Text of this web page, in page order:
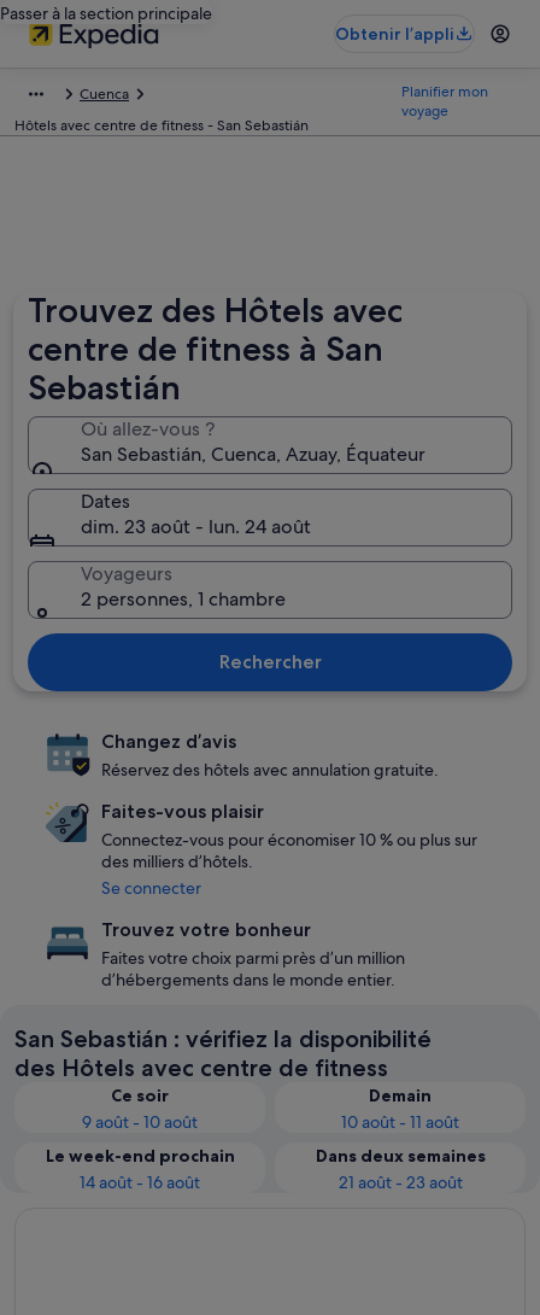
Passer à la section principale
Obtenir l’appli
Cuenca
Hôtels avec centre de fitness - San Sebastián
Planifier mon
voyage
Trouvez des Hôtels avec
centre de fitness à San
Sebastián
Où allez-vous ?
San Sebastián, Cuenca, Azuay, Équateur
Dates
dim. 23 août - lun. 24 août
Voyageurs
2 personnes, 1 chambre
Rechercher
Changez d’avis
Réservez des hôtels avec annulation gratuite.
Faites-vous plaisir
Connectez-vous pour économiser 10 % ou plus sur
des milliers d’hôtels.
Se connecter
Trouvez votre bonheur
Faites votre choix parmi près d’un million
d’hébergements dans le monde entier.
San Sebastián : vérifiez la disponibilité
des Hôtels avec centre de fitness
Ce soir
9 août - 10 août
Demain
10 août - 11 août
Le week-end prochain
14 août - 16 août
Dans deux semaines
21 août - 23 août